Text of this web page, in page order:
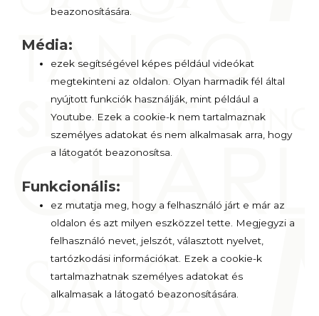
beazonosítására.
Média:
ezek segítségével képes például videókat
megtekinteni az oldalon. Olyan harmadik fél által
nyújtott funkciók használják, mint például a
Youtube. Ezek a cookie-k nem tartalmaznak
személyes adatokat és nem alkalmasak arra, hogy
a látogatót beazonosítsa.
Funkcionális:
ez mutatja meg, hogy a felhasználó járt e már az
oldalon és azt milyen eszközzel tette. Megjegyzi a
felhasználó nevet, jelszót, választott nyelvet,
tartózkodási információkat. Ezek a cookie-k
tartalmazhatnak személyes adatokat és
alkalmasak a látogató beazonosítására.